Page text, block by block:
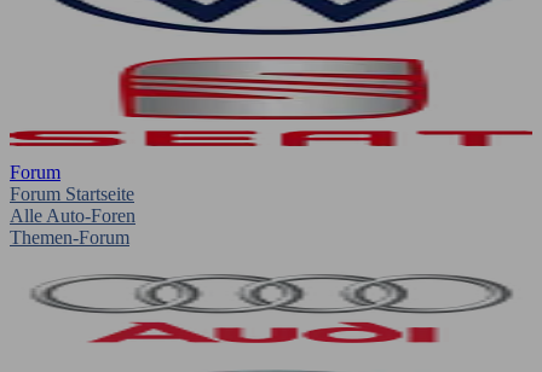
Forum
Forum Startseite
Alle Auto-Foren
Themen-Forum